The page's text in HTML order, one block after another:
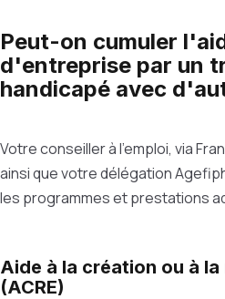
Peut-on cumuler
d'entreprise par un
handicapé avec
Votre conseiller à l'emploi, via
ainsi que votre délégation
les programmes et prestations
Aide à la création ou à
(ACRE)